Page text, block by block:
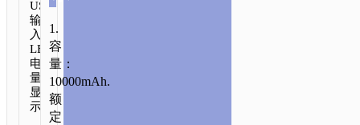
/ 充
/ 便
USB
输
入
LED
电
量
显
示.
1.
容
量：
10000mAh.
额
定